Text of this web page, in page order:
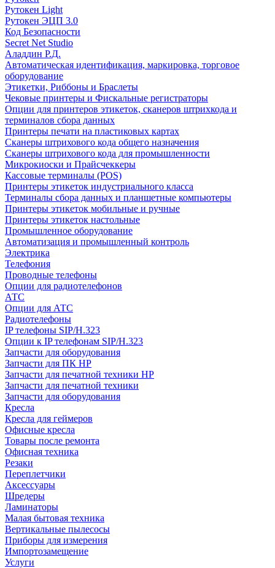
Рутокен Light
Рутокен ЭЦП 3.0
Код Безопасности
Secret Net Studio
Аладдин Р.Д.
Автоматическая идентификация, маркировка, торговое
оборудование
Этикетки, Риббоны и Браслеты
Чековые принтеры и Фискальные регистраторы
Опции для принтеров этикеток, сканеров штрихкода и
терминалов сбора данных
Принтеры печати на пластиковых картах
Сканеры штрихового кода общего назначения
Сканеры штрихового кода для промышленности
Микрокиоски и Прайсчеккеры
Кассовые терминалы (POS)
Принтеры этикеток индустриального класса
Терминалы сбора данных и планшетные компьютеры
Принтеры этикеток мобильные и ручные
Принтеры этикеток настольные
Промышленное оборудование
Автоматизация и промышленный контроль
Электрика
Телефония
Проводные телефоны
Опции для радиотелефонов
АТС
Опции для АТС
Радиотелефоны
IP телефоны SIP/H.323
Опции к IP телефонам SIP/H.323
Запчасти для оборудования
Запчасти для ПК HP
Запчасти для печатной техники HP
Запчасти для печатной техники
Запчасти для оборудования
Кресла
Кресла для геймеров
Офисные кресла
Товары после ремонта
Офисная техника
Резаки
Переплетчики
Аксессуары
Шредеры
Ламинаторы
Малая бытовая техника
Вертикальные пылесосы
Приборы для измерения
Импортозамещение
Услуги